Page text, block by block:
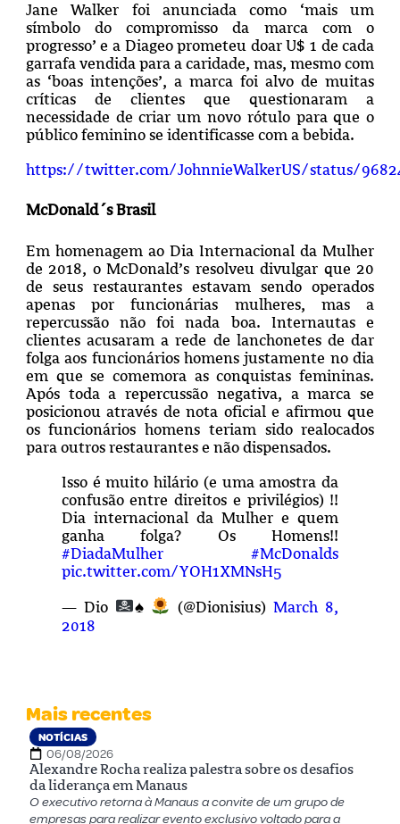
Jane Walker foi anunciada como ‘mais um
símbolo do compromisso da marca com o
progresso’ e a Diageo prometeu doar U$ 1 de cada
garrafa vendida para a caridade, mas, mesmo com
as ‘boas intenções’, a marca foi alvo de muitas
críticas de clientes que questionaram a
necessidade de criar um novo rótulo para que o
público feminino se identificasse com a bebida.
https://twitter.com/JohnnieWalkerUS/status/
McDonald´s Brasil
Em homenagem ao Dia Internacional da Mulher
de 2018, o McDonald’s resolveu divulgar que 20
de seus restaurantes estavam sendo operados
apenas por funcionárias mulheres, mas a
repercussão não foi nada boa. Internautas e
clientes acusaram a rede de lanchonetes de dar
folga aos funcionários homens justamente no dia
em que se comemora as conquistas femininas.
Após toda a repercussão negativa, a marca se
posicionou através de nota oficial e afirmou que
os funcionários homens teriam sido realocados
para outros restaurantes e não dispensados.
Isso é muito hilário (e uma amostra da
confusão entre direitos e privilégios) !!
Dia internacional da Mulher e quem
ganha folga? Os Homens!!
#DiadaMulher
#McDonalds
pic.twitter.com/YOH1XMNsH5
— Dio ♠️ (@Dionisius)March 8,
2018
Mais recentes
NOTÍCIAS
06/08/2026
Alexandre Rocha realiza palestra sobre os desafios
da liderança em Manaus
O executivo retorna à Manaus a convite de um grupo de
empresas para realizar evento exclusivo voltado para a